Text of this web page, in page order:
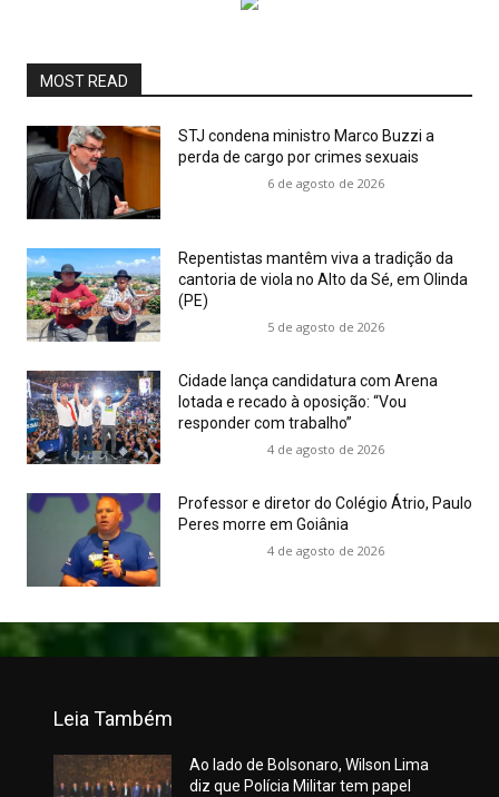
MOST READ
STJ condena ministro Marco Buzzi a
perda de cargo por crimes sexuais
6 de agosto de 2026
Repentistas mantêm viva a tradição da
cantoria de viola no Alto da Sé, em Olinda
(PE)
5 de agosto de 2026
Cidade lança candidatura com Arena
lotada e recado à oposição: “Vou
responder com trabalho”
4 de agosto de 2026
Professor e diretor do Colégio Átrio, Paulo
Peres morre em Goiânia
4 de agosto de 2026
Leia Também
Ao lado de Bolsonaro, Wilson Lima
diz que Polícia Militar tem papel